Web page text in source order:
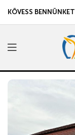
KÖVESS BENNÜNKET